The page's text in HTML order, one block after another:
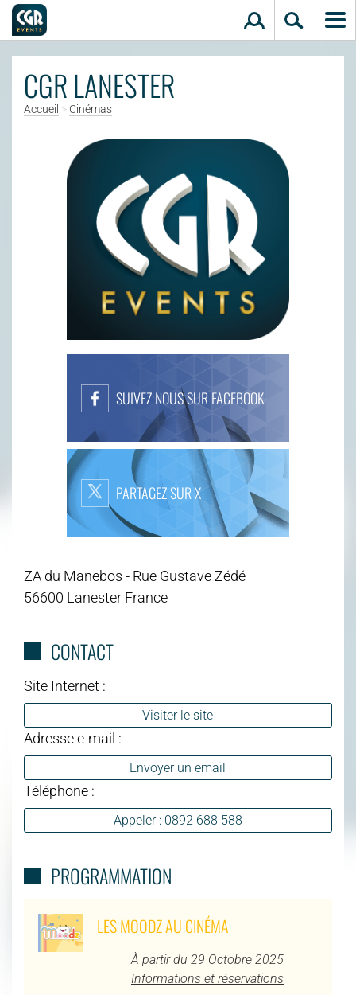
CGR LANESTER
Accueil > Cinémas
SUIVEZ NOUS SUR FACEBOOK
PARTAGEZ SUR X
ZA du Manebos - Rue Gustave Zédé
56600 Lanester France
CONTACT
Site Internet :
Visiter le site
Adresse e-mail :
Envoyer un email
Téléphone :
Appeler : 0892 688 588
PROGRAMMATION
LES MOODZ AU CINÉMA
À partir du 29 Octobre 2025
Informations et réservations